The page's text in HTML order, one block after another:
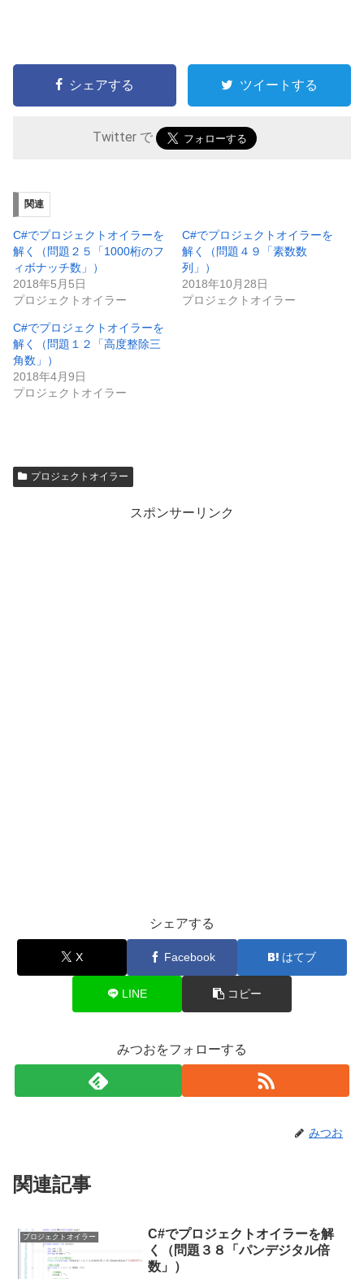
シェアする ツイートする
Twitter で
関連
C#でプロジェクトオイラーを
解く（問題２５「1000桁のフ
ィボナッチ数」）
2018年5月5日
プロジェクトオイラー
C#でプロジェクトオイラーを
解く（問題４９「素数数
列」）
2018年10月28日
プロジェクトオイラー
C#でプロジェクトオイラーを
解く（問題１２「高度整除三
角数」）
2018年4月9日
プロジェクトオイラー
プロジェクトオイラー
スポンサーリンク
シェアする
X Facebook はてブ
LINE コピー
みつおをフォローする
みつお
関連記事
プロジェクトオイラー
C#でプロジェクトオイラーを解
く（問題３８「パンデジタル倍
数」）